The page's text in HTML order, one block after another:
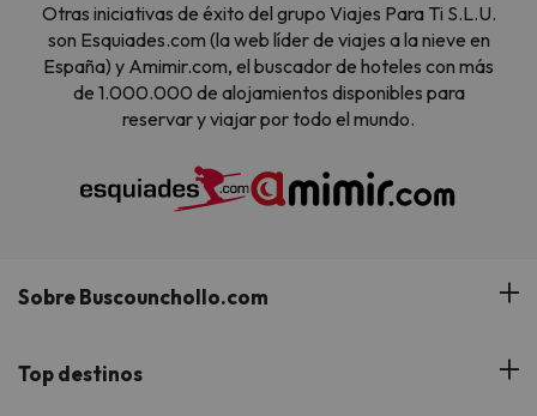
Otras iniciativas de éxito del grupo Viajes Para Ti S.L.U.
son Esquiades.com (la web líder de viajes a la nieve en
España) y Amimir.com, el buscador de hoteles con más
de 1.000.000 de alojamientos disponibles para
reservar y viajar por todo el mundo.
Sobre Buscounchollo.com
¿Quiénes somos?
Top destinos